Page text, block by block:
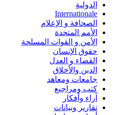
الدولية
Internationale
الصحافة و الإعلام
الأمم المتحدة
الأمن و القوات المسلحة
حقوق الإنسان
القضاء و العدل
الدين والأخلاق
جامعات ومعاهد
كتب ومراجيع
آراء وأفكار
تقارير وبيانات